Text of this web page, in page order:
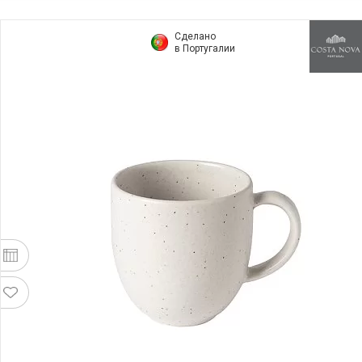
Сделано
в Португалии